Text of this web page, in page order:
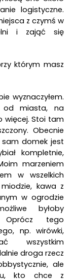
logistyczne.
z czymś w
i zająć się
którym masz
wyznaczyłem.
od miasta, na
więcej. Stoi tam
Obecnie
domek jest
kompletnie,
marzeniem
w wszelkich
kawa z
w ogrodzie
byłoby
Oprócz tego
np. wirówki,
wszystkim
droga rzecz
ale
kto chce z